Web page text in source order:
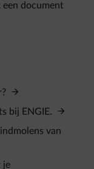
een document
bij ENGIE.
van
je